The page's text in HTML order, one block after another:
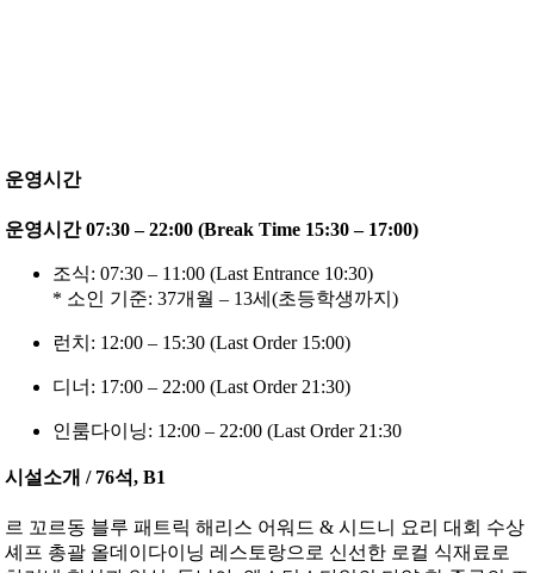
운영시간
운영시간 07:30 – 22:00 (Break Time 15:30 – 17:00)
조식: 07:30 – 11:00 (Last Entrance 10:30)
* 소인 기준: 37개월 – 13세(초등학생까지)
런치: 12:00 – 15:30 (Last Order 15:00)
디너: 17:00 – 22:00 (Last Order 21:30)
인룸다이닝: 12:00 – 22:00 (Last Order 21:30
시설소개 / 76석, B1
르 꼬르동 블루 패트릭 해리스 어워드 & 시드니 요리 대회 수상
셰프 총괄 올데이다이닝 레스토랑으로 신선한 로컬 식재료로